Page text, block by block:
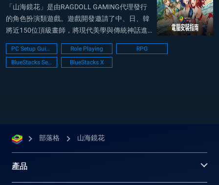
「山海鏡花」是由RAGDOLL GAMING代理發行
的角色扮演類遊戲。遊戲開發邀請了中、日、韓
將近150位頂級畫師，將現代美學與傳統神話進
行完美融合，打造出有別於既定刻板印象的全新
視覺，細膩刻畫遊戲場景，對於出場主角與鏡靈
的精雕細琢，突破傳統，帶來全新的山海世界。
PC Setup Guide Role Playing
RPG
BlueStacks Setup
BlueStacks X
部落格 山海鏡花
產品